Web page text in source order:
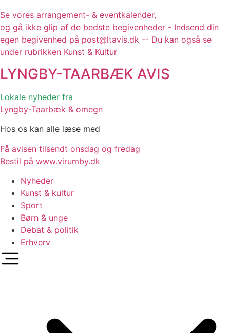
Se vores arrangement- & eventkalender,
og gå ikke glip af de bedste begivenheder - Indsend din
egen begivenhed på post@ltavis.dk -- Du kan også se
under rubrikken Kunst & Kultur
LYNGBY-TAARBÆK AVIS
Lokale nyheder fra
Lyngby-Taarbæk & omegn
Hos os kan alle læse med
Få avisen tilsendt onsdag og fredag
Bestil på www.virumby.dk
Nyheder
Kunst & kultur
Sport
Børn & unge
Debat & politik
Erhverv